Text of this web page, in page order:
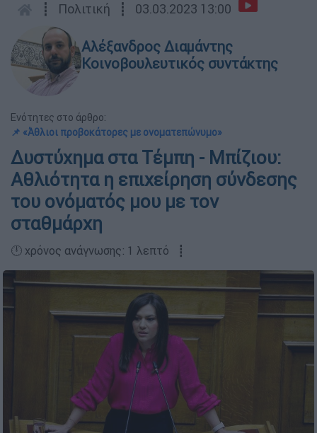
┋ Πολιτική ┋ 03.03.2023 13:00
Αλέξανδρος Διαμάντης
Κοινοβουλευτικός συντάκτης
Ενότητες στο άρθρο:
📌 «Άθλιοι προβοκάτορες με ονοματεπώνυμο»
Δυστύχημα στα Τέμπη - Μπίζιου:
Αθλιότητα η επιχείρηση σύνδεσης
του ονόματός μου με τον
σταθμάρχη
🕛 χρόνος ανάγνωσης: 1 λεπτό ┋